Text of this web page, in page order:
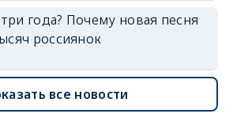
года? Почему новая песня
россиянок
все новости